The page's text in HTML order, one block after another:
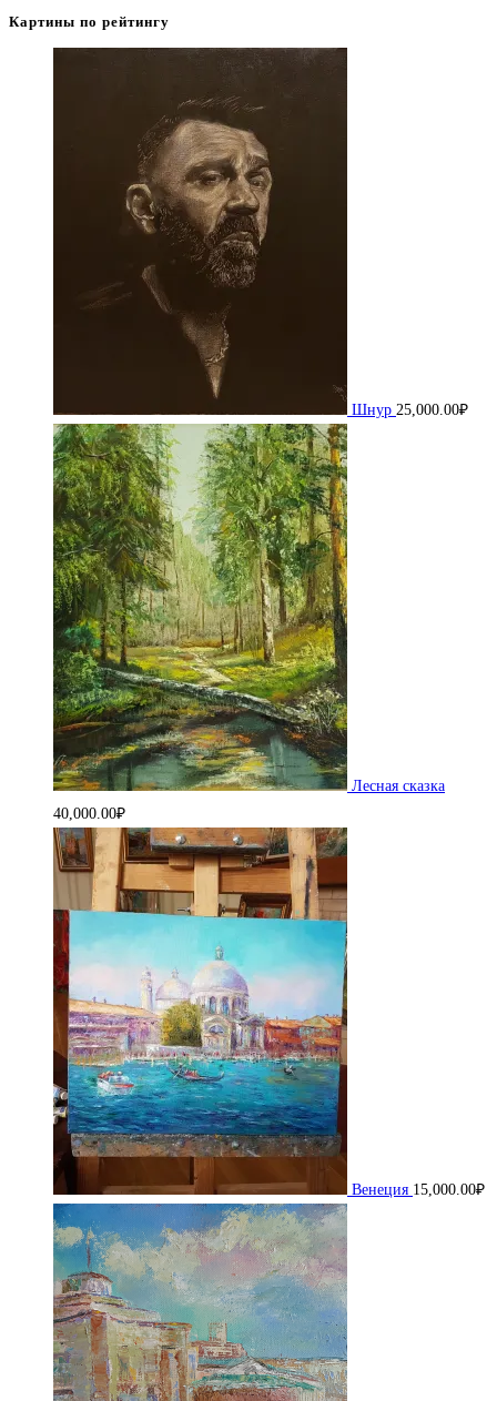
Картины по рейтингу
Шнур 25,000.00₽
Лесная сказка
40,000.00₽
Венеция 15,000.00₽